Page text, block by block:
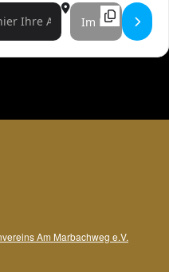
[] Destination Address
Am Marbachweg e.V.